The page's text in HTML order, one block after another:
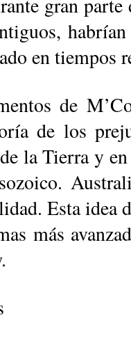
en tiempos
de
de los
la Tierra y
Es­ta idea
más